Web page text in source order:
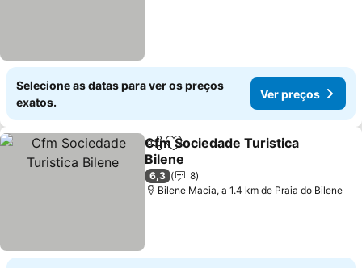
Selecione as datas para ver os preços
exatos.
Ver preços
PartilharAdicionar aos favoritos
Cfm Sociedade Turistica
Bilene
Ver preços
6,3
8
Bilene Macia, a 1.4 km de Praia do Bilene